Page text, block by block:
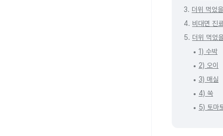
3. 더위 먹었
4. 비대면 진
5. 더위 먹었
1) 수박
2) 오이
3) 매실
4) 쑥
5) 토마